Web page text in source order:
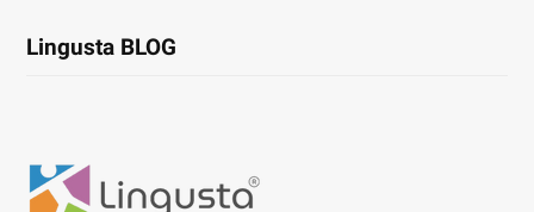
Lingusta BLOG